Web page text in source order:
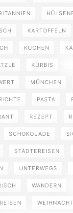
KARTOFFELN
KUCHEN
KÜRBIS
MÜNCHEN
PASTA
REZEPT
SCHOKOLADE
STÄDTEREISEN
UNTERWEGS
WANDERN